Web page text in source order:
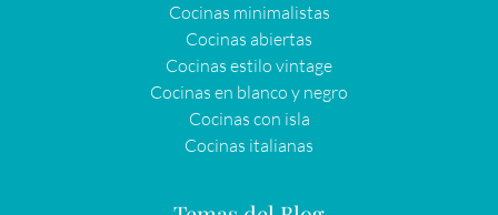
Cocinas minimalistas
Cocinas abiertas
Cocinas estilo vintage
Cocinas en blanco y negro
Cocinas con isla
Cocinas italianas